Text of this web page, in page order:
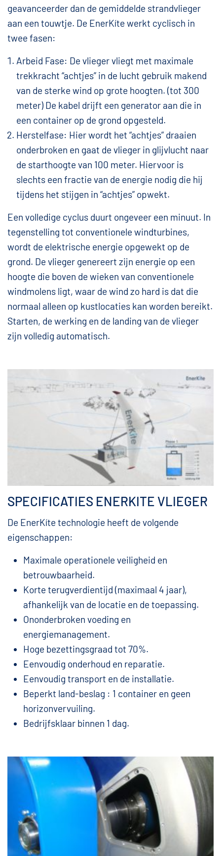
geavanceerder dan de gemiddelde strandvlieger
aan een touwtje. De EnerKíte werkt cyclisch in
twee fasen:
Arbeid Fase: De vlieger vliegt met maximale
trekkracht “achtjes” in de lucht gebruik makend
van de sterke wind op grote hoogten. (tot 300
meter) De kabel drijft een generator aan die in
een container op de grond opgesteld.
Herstelfase: Hier wordt het “achtjes” draaien
onderbroken en gaat de vlieger in glijvlucht naar
de starthoogte van 100 meter. Hiervoor is
slechts een fractie van de energie nodig die hij
tijdens het stijgen in “achtjes” opwekt.
Een volledige cyclus duurt ongeveer een minuut. In
tegenstelling tot conventionele windturbines,
wordt de elektrische energie opgewekt op de
grond. De vlieger genereert zijn energie op een
hoogte die boven de wieken van conventionele
windmolens ligt, waar de wind zo hard is dat die
normaal alleen op kustlocaties kan worden bereikt.
Starten, de werking en de landing van de vlieger
zijn volledig automatisch.
SPECIFICATIES ENERKITE VLIEGER
De EnerKíte technologie heeft de volgende
eigenschappen:
Maximale operationele veiligheid en
betrouwbaarheid.
Korte terugverdientijd (maximaal 4 jaar),
afhankelijk van de locatie en de toepassing.
Ononderbroken voeding en
energiemanagement.
Hoge bezettingsgraad tot 70%.
Eenvoudig onderhoud en reparatie.
Eenvoudig transport en de installatie.
Beperkt land-beslag : 1 container en geen
horizonvervuiling.
Bedrijfsklaar binnen 1 dag.